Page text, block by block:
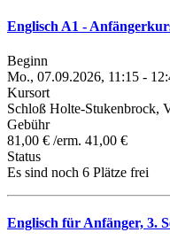
Englisch A1 -
Beginn
Mo., 07.09.2026, 11:15 -
Kursort
Schloß Holte-Stukenbrock,
Gebühr
81,00 € /erm. 41,00 €
Status
Es sind noch 6 Plätze frei
Englisch für Anfänger, 3.